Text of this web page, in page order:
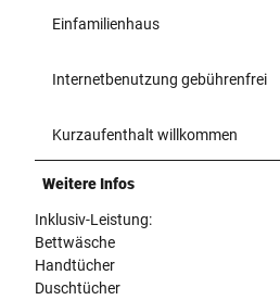
Einfamilienhaus
Internetbenutzung gebührenfrei
Kurzaufenthalt willkommen
Weitere Infos
Inklusiv-Leistung:
Bettwäsche
Handtücher
Duschtücher